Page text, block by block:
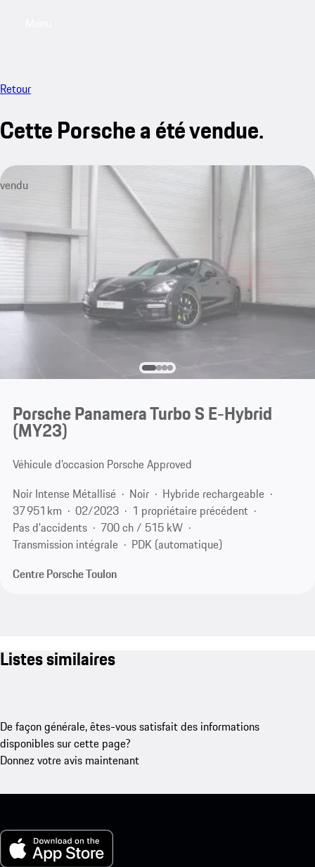
Retour
Cette Porsche a été vendue.
vendu
Porsche Panamera Turbo S E-Hybrid
(MY23)
Véhicule d’occasion Porsche Approved
Noir Intense Métallisé
Noir
Hybride rechargeable
37 951 km
02/2023
1 propriétaire précédent
Pas d'accidents
700 ch / 515 kW
Transmission intégrale
PDK (automatique)
Centre Porsche Toulon
Listes similaires
De façon générale, êtes-vous satisfait des informations
disponibles sur cette page?
Donnez votre avis maintenant